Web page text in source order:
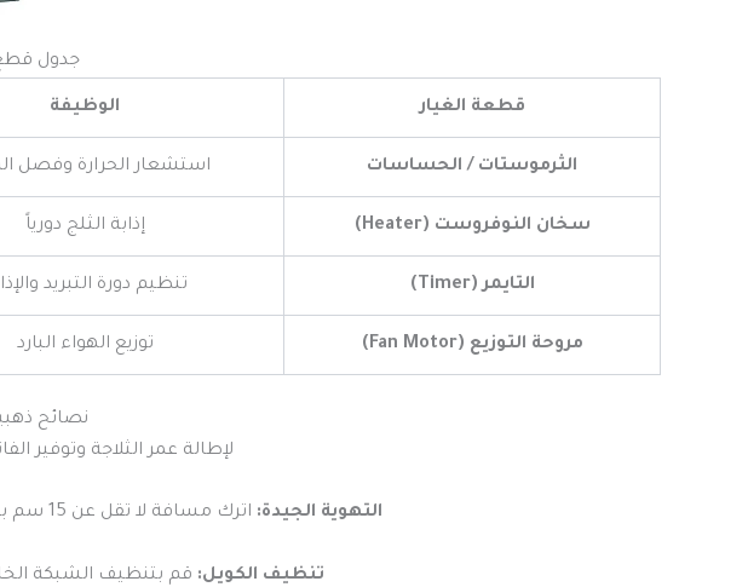
جدول قطع
قطعة الغيار الوظيفة
الثرموستات / الحساسات استشعار الحرارة وفصل
سخان النوفروست (Heater) إذابة الثلج دورياً
التايمر (Timer) تنظيم دورة التبريد
مروحة التوزيع (Fan Motor) توزيع الهواء البارد
نصائح
لإطالة عمر الثلاجة وتوفير
التهوية الجيدة: اترك مسافة لا تقل عن 15 سم بين ظهر الثلاجة والحائط للسماح بتبريد الشبكة الخلفية (المكثف)
تنظيف الكويل: قم بتنظيف الشبكة الخلفية من الغبار